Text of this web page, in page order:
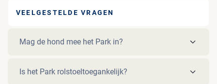
VEELGESTELDE VRAGEN
Mag de hond mee het Park in?
Is het Park rolstoeltoegankelijk?